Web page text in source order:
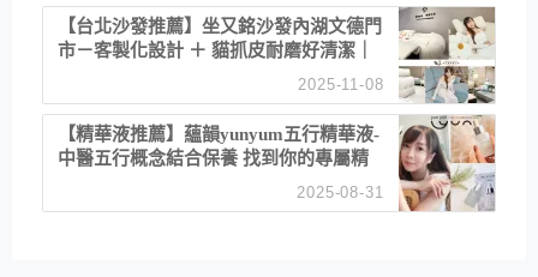
【台北沙發推薦】坐又銘沙發內湖文德門
市－客製化設計 ＋ 貓抓皮耐磨好清潔｜
直營直銷、價格透明 高CP值打造夢想
2025-11-08
【精華液推薦】蘊韻yunyum五行精華液-
中醫五行概念結合保養 找到你的專屬精
華！ 水㊀土㊀就選「潤・賦精華」維持
2025-08-31